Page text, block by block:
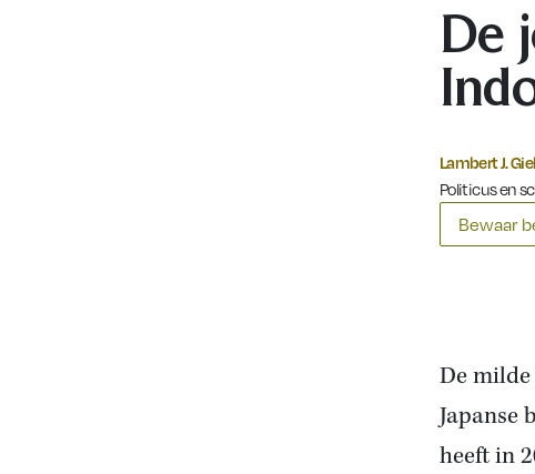
De
Lambert J.
Politicus en
Bewaar
De
Japanse
heeft in